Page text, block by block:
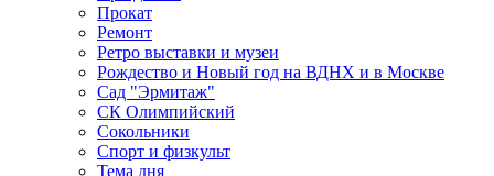
Прокат
Ремонт
Ретро выставки и музеи
Рождество и Новый год на ВДНХ и в Москве
Сад "Эрмитаж"
СК Олимпийский
Сокольники
Спорт и физкульт
Тема дня